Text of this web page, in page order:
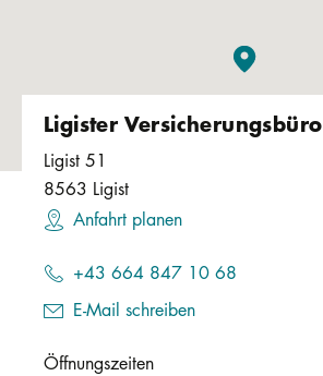
Ligister Versicherungsbüro
Ligist 51
8563 Ligist
Anfahrt planen
+43 664 847 10 68
E-Mail schreiben
Öffnungszeiten